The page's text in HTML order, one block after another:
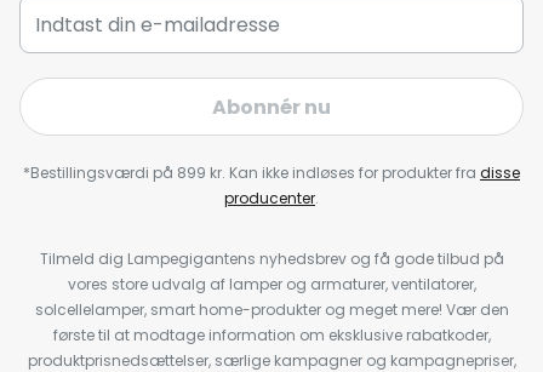
Abonnér nu
*Bestillingsværdi på 899 kr. Kan ikke indløses for produkter fra disse
producenter.
Tilmeld dig Lampegigantens nyhedsbrev og få gode tilbud på
vores store udvalg af lamper og armaturer, ventilatorer,
solcellelamper, smart home-produkter og meget mere! Vær den
første til at modtage information om eksklusive rabatkoder,
produktprisnedsættelser, særlige kampagner og kampagnepriser,